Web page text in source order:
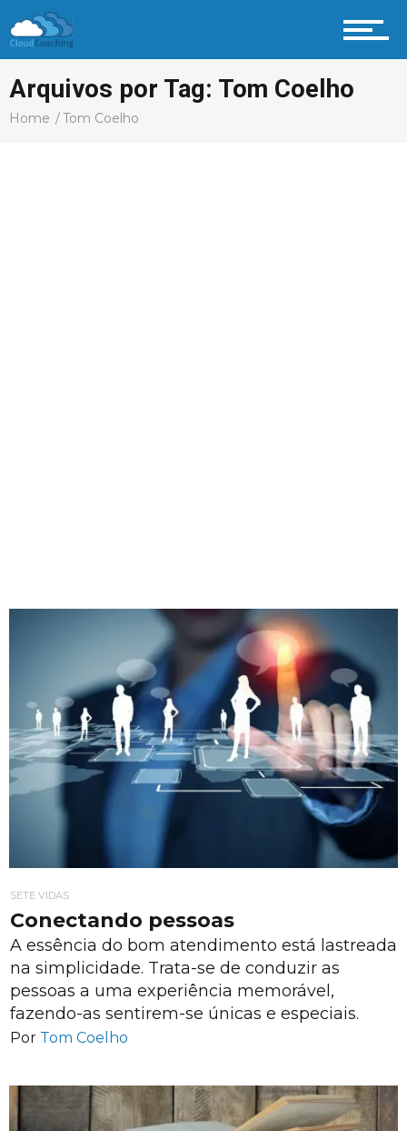
Arquivos por Tag: Tom Coelho
Home Tom Coelho
SETE VIDAS
Conectando pessoas
A essência do bom atendimento está lastreada
na simplicidade. Trata-se de conduzir as
pessoas a uma experiência memorável,
fazendo-as sentirem-se únicas e especiais.
Por Tom Coelho